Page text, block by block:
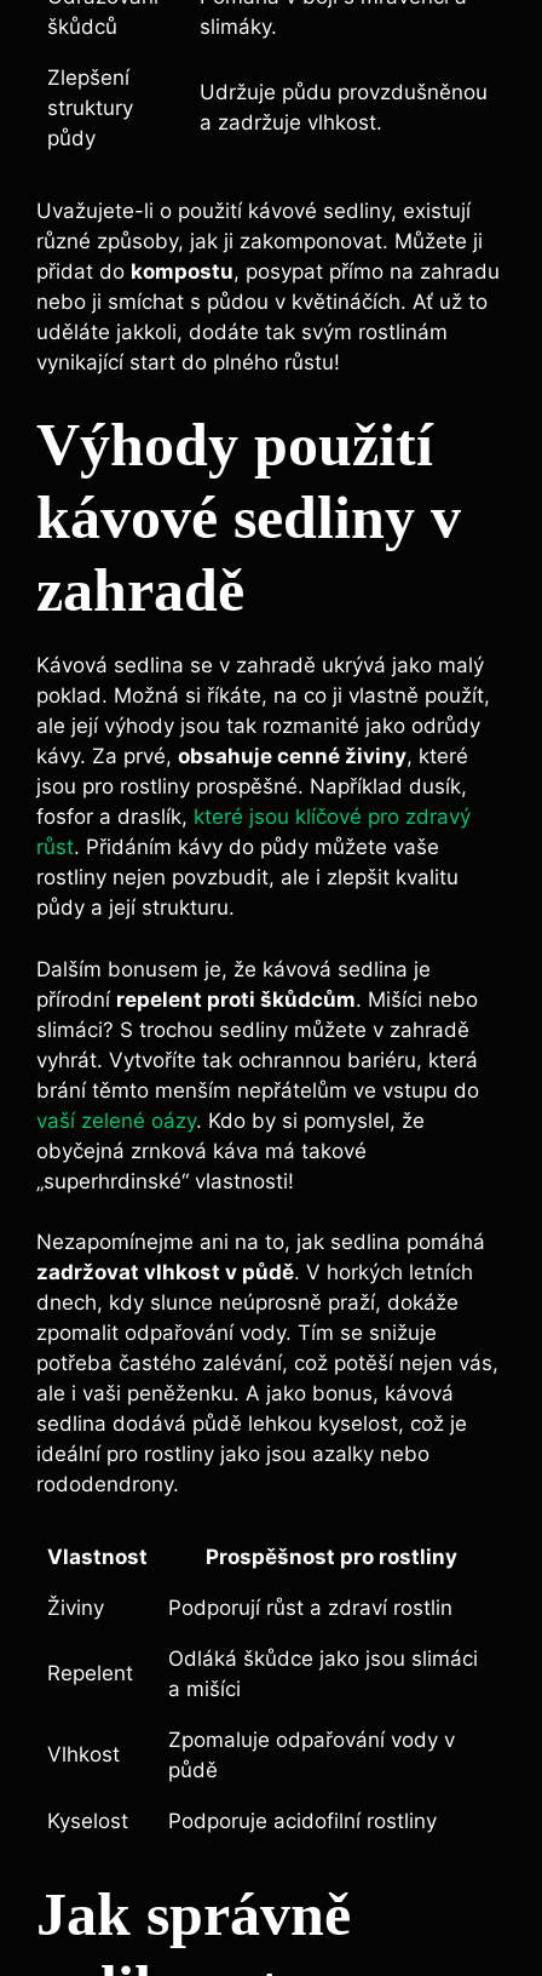
škůdců
slimáky.
Zlepšení
struktury⁣
půdy
Udržuje ​půdu provzdušněnou
a⁣ zadržuje ⁤vlhkost.
Uvažujete-li o použití kávové ‍sedliny, existují
různé způsoby, jak ji​ zakomponovat. Můžete ji
přidat do kompostu, posypat přímo na zahradu⁢
nebo ji smíchat s půdou ⁢v květináčích. Ať už ⁤to‍
uděláte jakkoli, dodáte⁤ tak ​svým rostlinám
vynikající start do plného růstu!
Výhody použití⁣
kávové sedliny v
zahradě
Kávová sedlina se v zahradě ukrývá jako malý
poklad. Možná si říkáte, na co ji vlastně použít,
ale její výhody jsou tak rozmanité ⁢jako‌ odrůdy
kávy. Za prvé, obsahuje cenné ‍živiny, které
jsou pro​ rostliny prospěšné. Například dusík,
fosfor a draslík, které jsou klíčové pro zdravý
růst. Přidáním ‍kávy do půdy‍ můžete vaše
rostliny nejen povzbudit, ale i zlepšit kvalitu
⁢půdy a její strukturu.
Dalším bonusem je, že kávová sedlina je
přírodní repelent proti škůdcům. Mišíci nebo
slimáci? S ‍trochou sedliny⁣ můžete ‌v zahradě
vyhrát. ‍Vytvoříte tak ochrannou bariéru, která
brání ⁢těmto menším nepřátelům ve vstupu do
vaší zelené oázy. Kdo by si pomyslel, že
obyčejná zrnková ​káva⁣ má takové‍
„superhrdinské“ vlastnosti!
Nezapomínejme ani na to, jak sedlina pomáhá
zadržovat⁤ vlhkost v půdě. ‍V horkých letních
dnech, kdy slunce neúprosně praží, dokáže
zpomalit odpařování vody. Tím se snižuje​
potřeba častého⁣ zalévání, což potěší nejen vás,
ale i ​vaši peněženku. ⁤A jako bonus, kávová
sedlina dodává půdě lehkou kyselost, což je
ideální pro rostliny jako jsou azalky‌ nebo
rododendrony.
Vlastnost Prospěšnost pro rostliny
Živiny Podporují růst a zdraví rostlin
Repelent
Odláká škůdce jako jsou slimáci
a mišíci
Vlhkost
Zpomaluje odpařování vody v‌
půdě
Kyselost Podporuje acidofilní rostliny
Jak správně⁣